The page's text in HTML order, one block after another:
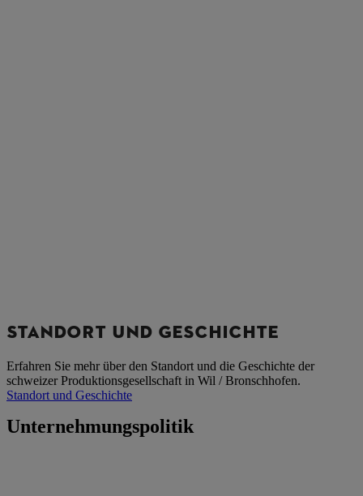
STANDORT UND GESCHICHTE
Erfahren Sie mehr über den Standort und die Geschichte der
schweizer Produktionsgesellschaft in Wil / Bronschhofen.
Standort und Geschichte
Unternehmungspolitik